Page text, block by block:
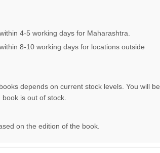
4-5 working days for Maharashtra.
8-10 working days for locations outside
depends on current stock levels. You will be
is out of stock.
on the edition of the book.